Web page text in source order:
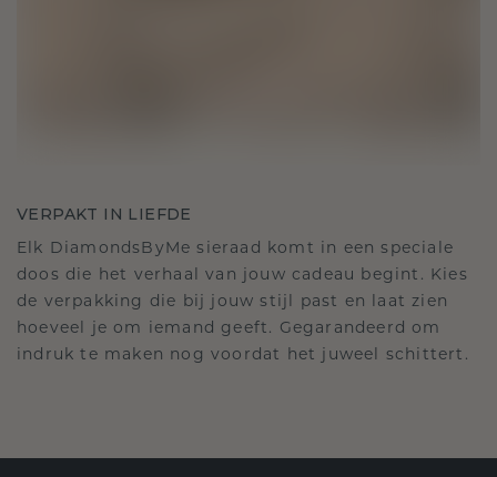
VERPAKT IN LIEFDE
Elk DiamondsByMe sieraad komt in een speciale
doos die het verhaal van jouw cadeau begint. Kies
de verpakking die bij jouw stijl past en laat zien
hoeveel je om iemand geeft. Gegarandeerd om
indruk te maken nog voordat het juweel schittert.